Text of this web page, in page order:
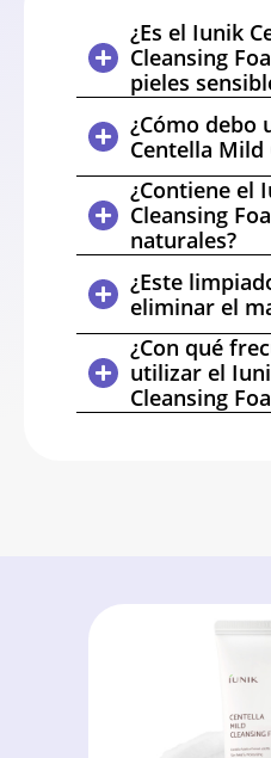
¿Es el Iunik
Cleansing
pieles
¿Cómo debo
Centella Mild
¿Contiene el
Cleansing
naturales?
¿Este
eliminar el
¿Con qué
utilizar el
Cleansing